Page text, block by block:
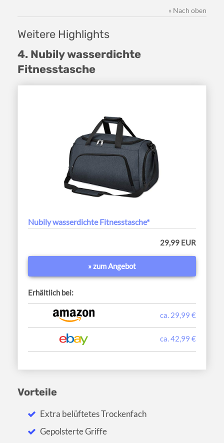
» Nach oben
Weitere Highlights
4. Nubily wasserdichte
Fitnesstasche
Nubily wasserdichte Fitnesstasche*
29,99 EUR
» zum Angebot
Erhältlich bei:
ca. 29,99 €
ca. 42,99 €
Vorteile
Extra belüftetes Trockenfach
Gepolsterte Griffe